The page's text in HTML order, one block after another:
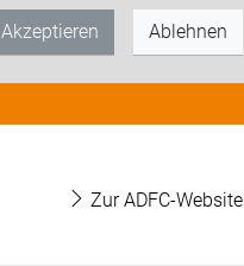
Akzeptieren Ablehnen
Zur ADFC-Website